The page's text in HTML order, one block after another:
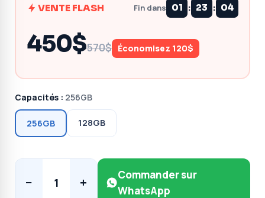
VENTE FLASH Fin dans 01 : 23 : 04
450$570$ Économisez 120$
Capacités : 256GB
256GB 128GB
− 1 +
Commander sur
WhatsApp